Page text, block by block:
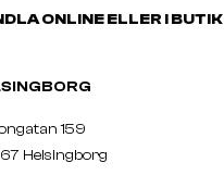
ONLINE ELLER I BUTIK
159
Helsingborg